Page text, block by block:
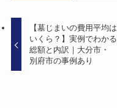
【墓じまいの​費用平均は​
いくら？​】実例で​わかる​
総額と​内訳｜大分市・
別府市の​事例​あり